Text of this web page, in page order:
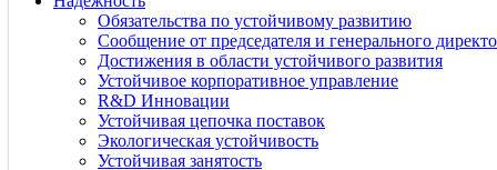
Обязательства по устойчивому развитию
Сообщение от председателя и генерального
Достижения в области устойчивого развития
Устойчивое корпоративное управление
R&D Инновации
Устойчивая цепочка поставок
Экологическая устойчивость
Устойчивая занятость